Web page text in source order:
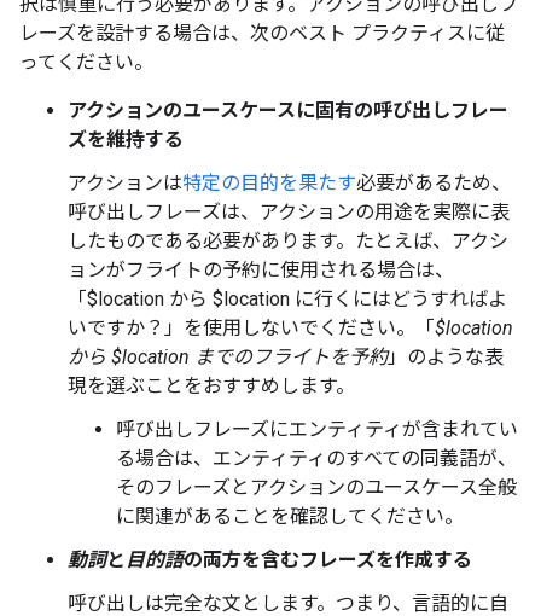
レーズを設計する場合は、次のベスト プラクティスに従
ってください。
アクションのユースケースに固有の呼び出しフレー
ズを維持する
アクションは特定の目的を果たす必要があるため、
呼び出しフレーズは、アクションの用途を実際に表
したものである必要があります。たとえば、アクシ
ョンがフライトの予約に使用される場合は、
「$location から $location に行くにはどうすればよ
いですか？」 を使用しないでください。「$location
から $location までのフライトを予約」のような表
現を選ぶことをおすすめします。
呼び出しフレーズにエンティティが含まれてい
る場合は、エンティティのすべての同義語が、
そのフレーズとアクションのユースケース全般
に関連があることを確認してください。
動詞と 目的語の両方を含むフレーズを作成する
呼び出しは完全な文とします。つまり、言語的に自